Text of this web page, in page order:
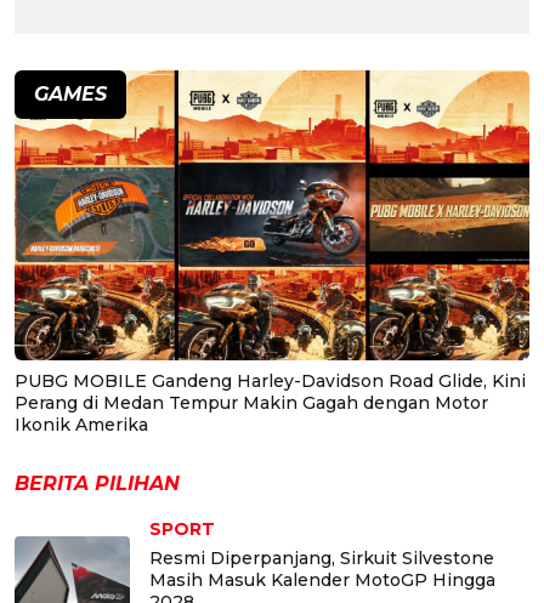
GAMES
PUBG MOBILE Gandeng Harley-Davidson Road Glide, Kini
Perang di Medan Tempur Makin Gagah dengan Motor
Ikonik Amerika
BERITA PILIHAN
SPORT
Resmi Diperpanjang, Sirkuit Silvestone
Masih Masuk Kalender MotoGP Hingga